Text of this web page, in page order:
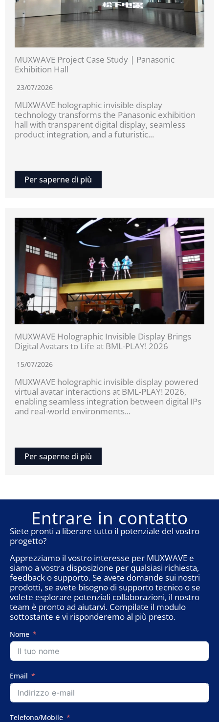
MUXWAVE Project Case Study | Panasonic
Exhibition Hall
23/07/2026
MUXWAVE holographic invisible display
technology transforms the Panasonic exhibition
hall with transparent digital display, seamless
product integration, and a futuristic...
Per saperne di più
MUXWAVE Holographic Invisible Display Brings
Digital Avatars to Life at BML-PLAY! 2026
15/07/2026
MUXWAVE holographic invisible display powered
virtual avatar interactions at BML-PLAY! 2026,
enabling seamless integration between digital IPs
and real-world environments...
Per saperne di più
Entrare in contatto
Siete pronti a liberare tutto il potenziale del vostro
progetto?
Apprezziamo il vostro interesse per MUXWAVE e
siamo a vostra disposizione per qualsiasi richiesta,
feedback o supporto. Se avete domande sui nostri
prodotti, se avete bisogno di supporto tecnico o se
volete esplorare potenziali collaborazioni, il nostro
team è pronto ad aiutarvi. Compilate il modulo
sottostante e vi risponderemo al più presto.
Nome
Email
Telefono/Mobile